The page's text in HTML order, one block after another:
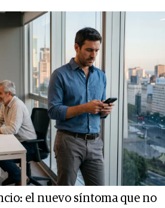
el nuevo síntoma que no